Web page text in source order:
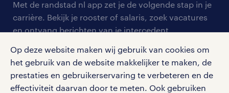
Op deze website maken wij gebruik van cookies om
het gebruik van de website makkelijker te maken, de
prestaties en gebruikerservaring te verbeteren en de
effectiviteit daarvan door te meten. Ook gebruiken
personeel gezocht
aanmelden nieuwsbrief
blogs en artikelen
bruto-netto calculator
onze vestigingen
pers
klachten en misstanden
Met de randstad nl app zet je de volgende stap in je
carrière. Bekijk je rooster of salaris, zoek vacatures
en ontvang berichten van je intercedent.
apple app store
google play store